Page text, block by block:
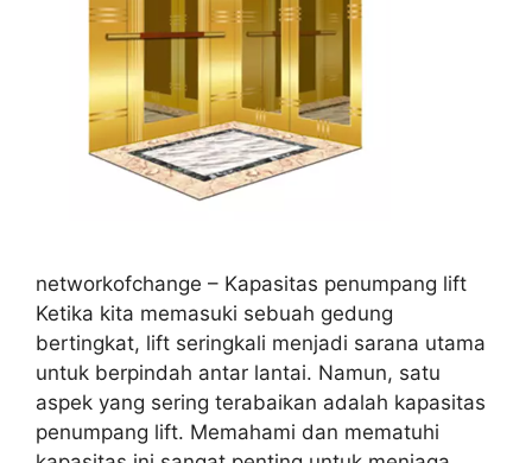
networkofchange – Kapasitas penumpang lift
Ketika kita memasuki sebuah gedung
bertingkat, lift seringkali menjadi sarana utama
untuk berpindah antar lantai. Namun, satu
aspek yang sering terabaikan adalah kapasitas
penumpang lift. Memahami dan mematuhi